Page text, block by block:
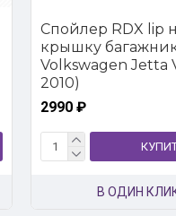
Спойлер RDX lip
крышку
Volkswagen Jetta
2010)
2990 ₽
В ОДИН